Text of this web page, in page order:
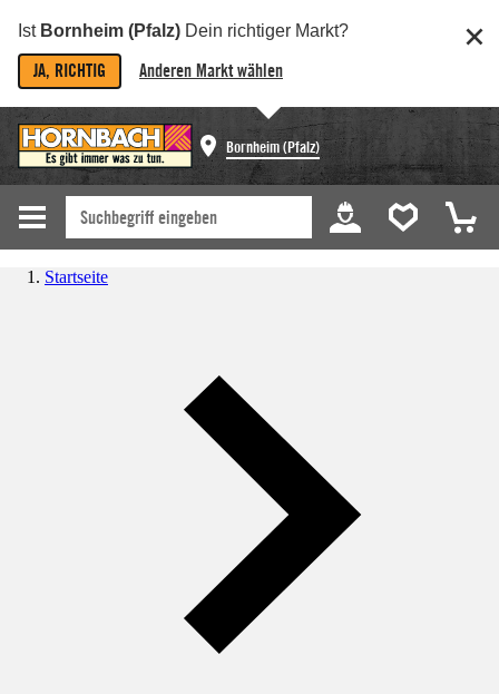
Ist Bornheim (Pfalz) Dein richtiger Markt?
JA, RICHTIG Anderen Markt wählen
Bornheim (Pfalz)
Startseite